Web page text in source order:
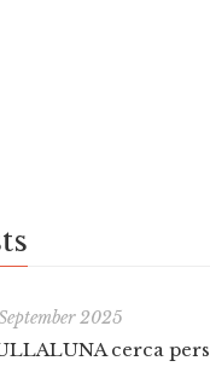
2025
cerca